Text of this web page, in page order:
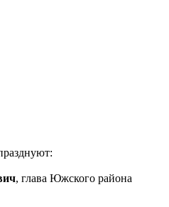
, глава Южского района